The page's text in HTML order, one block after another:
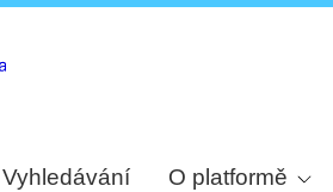
Vyhledávání O platformě